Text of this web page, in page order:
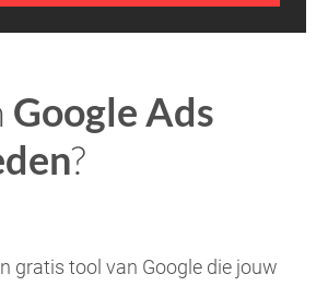
Google Ads
?
gratis tool van Google die jouw